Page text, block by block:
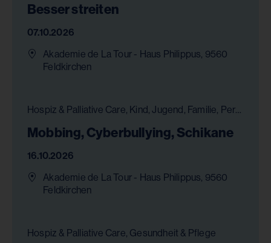
Besser streiten
07.10.2026
Akademie de La Tour - Haus Philippus, 9560
Feldkirchen
Hospiz & Palliative Care, Kind, Jugend, Familie, Persönlichkeitsentwicklung, Psychologie, Bildung, Gesundheit & Pflege, Chancengleichheit
Mobbing, Cyberbullying, Schikane
16.10.2026
Akademie de La Tour - Haus Philippus, 9560
Feldkirchen
Hospiz & Palliative Care, Gesundheit & Pflege